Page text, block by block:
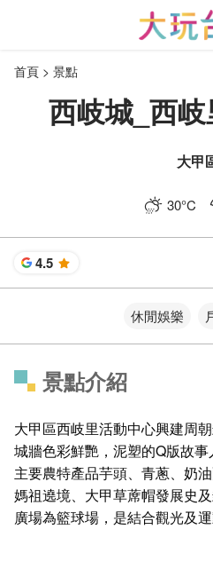
首頁 景點
西岐城_西
大甲
30°C
4.5 星
休閒娛樂
景點介紹
大甲區西岐里活動中心興建周
城牆色彩鮮艷，泥塑的Q版故
主要農特產品芋頭、青蔥、奶
媽祖遶境、大甲草蓆帽發展史
廣場為籃球場， 是結合觀光及